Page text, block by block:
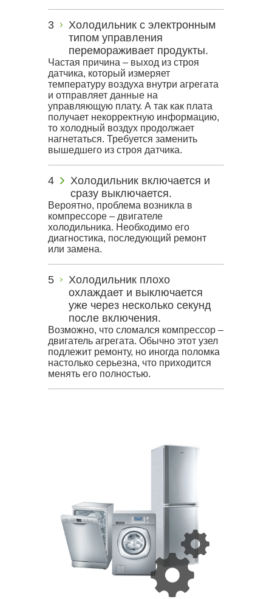
Холодильник с электронным
типом управления
перемораживает продукты.
Частая причина – выход из строя
датчика, который измеряет
температуру воздуха внутри агрегата
и отправляет данные на
управляющую плату. А так как плата
получает некорректную информацию,
то холодный воздух продолжает
нагнетаться. Требуется заменить
вышедшего из строя датчика.
Холодильник включается и
сразу выключается.
Вероятно, проблема возникла в
компрессоре – двигателе
холодильника. Необходимо его
диагностика, последующий ремонт
или замена.
Холодильник плохо
охлаждает и выключается
уже через несколько секунд
после включения.
Возможно, что сломался компрессор –
двигатель агрегата. Обычно этот узел
подлежит ремонту, но иногда поломка
настолько серьезна, что приходится
менять его полностью.